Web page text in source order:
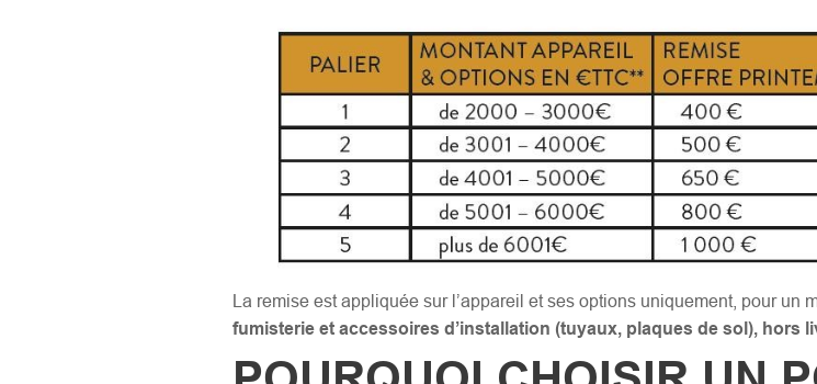
La remise est appliquée sur l’appareil et ses options uniquement, pour un
fumisterie et accessoires d’installation (tuyaux, plaques de sol), hors